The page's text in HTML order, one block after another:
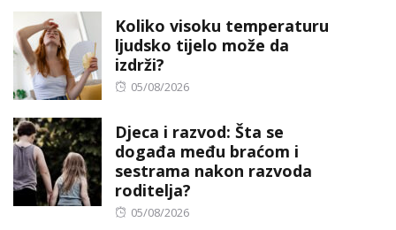
Koliko visoku temperaturu
ljudsko tijelo može da
izdrži?
Posted
05/08/2026
Djeca i razvod: Šta se
događa među braćom i
sestrama nakon razvoda
roditelja?
Posted
05/08/2026